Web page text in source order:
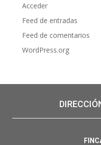
Acceder
Feed de entradas
Feed de comentarios
WordPress.org